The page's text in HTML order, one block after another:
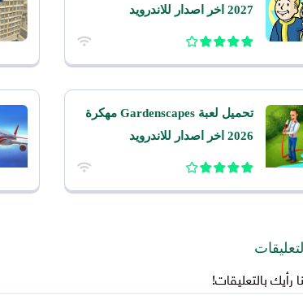
2027 اخر اصدار للاندرويد
تحميل لعبة Gardenscapes مهكرة
2026 اخر اصدار للاندرويد
رأيك بالتعليقات!